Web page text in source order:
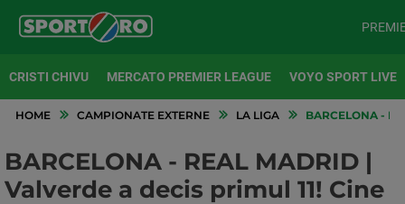
CRISTI CHIVU MERCATO PREMIER LEAGUE VOYO SPORT LIVE
HOME CAMPIONATE EXTERNE LA LIGA BARCELONA -
BARCELONA - REAL MADRID |
Valverde a decis primul 11! Cine